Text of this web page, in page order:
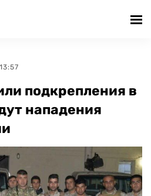
подкрепления в
нападения